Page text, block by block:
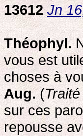
13612 Jn
Théophyl.
vous est
choses à
Aug.(Traité
sur ces
repousse